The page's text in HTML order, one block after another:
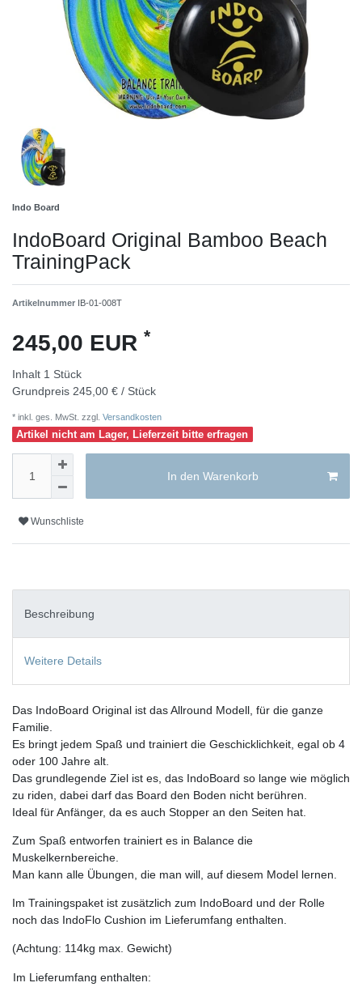
Indo Board
IndoBoard Original Bamboo Beach
TrainingPack
Artikelnummer IB-01-008T
245,00 EUR *
Inhalt 1 Stück
Grundpreis 245,00 € / Stück
* inkl. ges. MwSt. zzgl. Versandkosten
Artikel nicht am Lager, Lieferzeit bitte erfragen
In den Warenkorb
Wunschliste
Beschreibung
Weitere Details
Das IndoBoard Original ist das Allround Modell, für die ganze
Familie.
Es bringt jedem Spaß und trainiert die Geschicklichkeit, egal ob 4
oder 100 Jahre alt.
Das grundlegende Ziel ist es, das IndoBoard so lange wie möglich
zu riden, dabei darf das Board den Boden nicht berühren.
Ideal für Anfänger, da es auch Stopper an den Seiten hat.
Zum Spaß entworfen trainiert es in Balance die
Muskelkernbereiche.
Man kann alle Übungen, die man will, auf diesem Model lernen.
Im Trainingspaket ist zusätzlich zum IndoBoard und der Rolle
noch das IndoFlo Cushion im Lieferumfang enthalten.
(Achtung: 114kg max. Gewicht)
Im Lieferumfang enthalten: